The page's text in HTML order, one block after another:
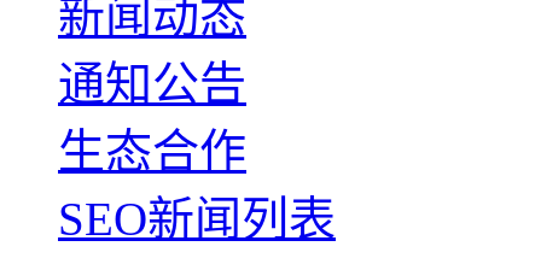
新闻动态
通知公告
生态合作
SEO新闻列表